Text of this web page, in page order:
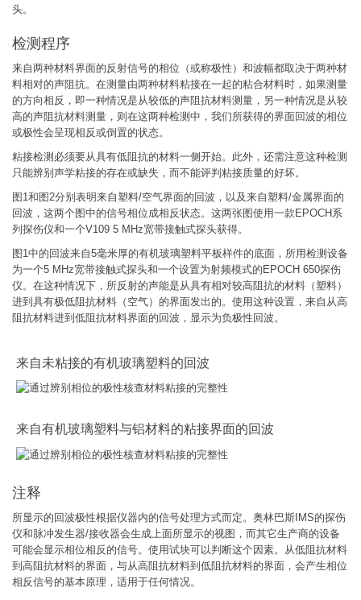
头。
检测程序
来自两种材料界面的反射信号的相位（或称极性）和波幅都取决于两种材
料相对的声阻抗。在测量由两种材料粘接在一起的粘合材料时，如果测量
的方向相反，即一种情况是从较低的声阻抗材料测量，另一种情况是从较
高的声阻抗材料测量，则在这两种检测中，我们所获得的界面回波的相位
或极性会呈现相反或倒置的状态。
粘接检测必须要从具有低阻抗的材料一侧开始。此外，还需注意这种检测
只能辨别声学粘接的存在或缺失，而不能评判粘接质量的好坏。
图1和图2分别表明来自塑料/空气界面的回波，以及来自塑料/金属界面的
回波，这两个图中的信号相位成相反状态。这两张图使用一款EPOCH系
列探伤仪和一个V109 5 MHz宽带接触式探头获得。
图1中的回波来自5毫米厚的有机玻璃塑料平板样件的底面，所用检测设备
为一个5 MHz宽带接触式探头和一个设置为射频模式的EPOCH 650探伤
仪。在这种情况下，所反射的声能是从具有相对较高阻抗的材料（塑料）
进到具有极低阻抗材料（空气）的界面发出的。使用这种设置，来自从高
阻抗材料进到低阻抗材料界面的回波，显示为负极性回波。
来自未粘接的有机玻璃塑料的回波
来自有机玻璃塑料与铝材料的粘接界面的回波
注释
所显示的回波极性根据仪器内的信号处理方式而定。奥林巴斯IMS的探伤
仪和脉冲发生器/接收器会生成上面所显示的视图，而其它生产商的设备
可能会显示相位相反的信号。使用试块可以判断这个因素。从低阻抗材料
到高阻抗材料的界面，与从高阻抗材料到低阻抗材料的界面，会产生相位
相反信号的基本原理，适用于任何情况。